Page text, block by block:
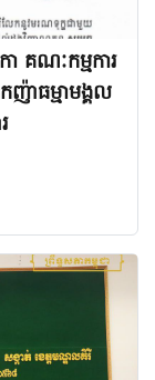
គណៈកម្មការ
ាធម្មាមង្គល